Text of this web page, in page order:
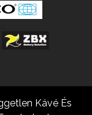
Kávé És